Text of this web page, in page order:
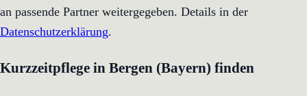
an passende Partner weitergegeben. Details in der
Datenschutzerklärung.
Kurzzeitpflege in Bergen (Bayern) finden